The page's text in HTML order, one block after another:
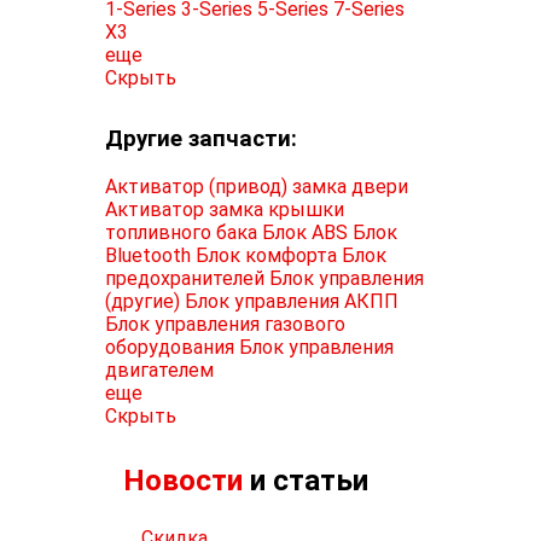
1-Series 3-Series 5-Series 7-Series
X3
еще
Скрыть
Другие запчасти:
Активатор (привод) замка двери
Активатор замка крышки
топливного бака Блок ABS Блок
Bluetooth Блок комфорта Блок
предохранителей Блок управления
(другие) Блок управления АКПП
Блок управления газового
оборудования Блок управления
двигателем
еще
Скрыть
Новости и статьи